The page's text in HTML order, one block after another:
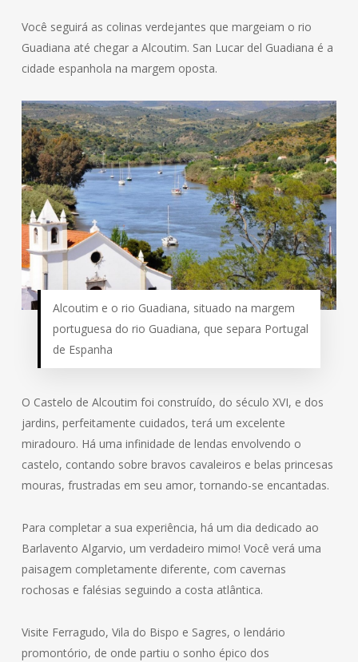
Você seguirá as colinas verdejantes que margeiam o rio
Guadiana até chegar a Alcoutim. San Lucar del Guadiana é a
cidade espanhola na margem oposta.
Alcoutim e o rio Guadiana, situado na margem
portuguesa do rio Guadiana, que separa Portugal
de Espanha
O Castelo de Alcoutim foi construído, do século XVI, e dos
jardins, perfeitamente cuidados, terá um excelente
miradouro. Há uma infinidade de lendas envolvendo o
castelo, contando sobre bravos cavaleiros e belas princesas
mouras, frustradas em seu amor, tornando-se encantadas.
Para completar a sua experiência, há um dia dedicado ao
Barlavento Algarvio, um verdadeiro mimo! Você verá uma
paisagem completamente diferente, com cavernas
rochosas e falésias seguindo a costa atlântica.
Visite Ferragudo, Vila do Bispo e Sagres, o lendário
promontório, de onde partiu o sonho épico dos